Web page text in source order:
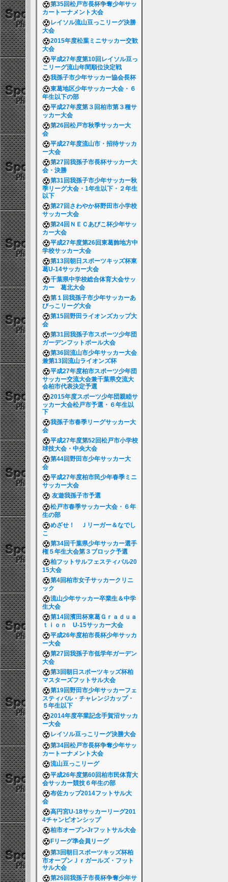
第35回松戸市長杯争奪少年サッ
カートーナメント大会
レイソル流山豆っこリーグ決勝
大会
2015年度松葉ミニサッカー交歓
大会
平成27年度第10回レイソル豆っ
こリーグ流山年間順位決定戦
我孫子市少年サッカー協会長杯
東葛地区少年サッカー大会・６
年生以下の部
平成27年度第３回柏市第３種サ
ッカー大会
第26回松戸市秋季サッカー大
会
平成27年度流山市・招待サッカ
ー大会
第27回我孫子市長杯サッカー大
会・決勝
第31回我孫子市少年サッカー秋
季リーグ大会・1年生以下・２年生
以下
第27回さわやか杯野田市小学校
サッカー大会
第24回ＮＥＣあびこ杯少年サッ
カー大会
平成27年度第26回東葛飾地方中
学校サッカー大会
第13回朝日スポーツキッズ杯東
葛U-14サッカー大会
千葉県中学校総合体育大会サッ
カー 葛北大会
第１回我孫子市少年サッカーあ
びっこリーグ大会
第15回野田ライオンズカップ大
会
第31回我孫子市スポーツ少年団
ガーデンフットボール大会
第36回流山市少年サッカー大会
兼第13回流山ライオンズ杯
平成27年度柏市スポーツ少年団
サッカー交流大会兼千葉県交流大
会柏市代表決定予選
2015年度スポーツ少年団親睦サ
ッカー大会松戸市予選・６年生以
下
我孫子市春季リーグサッカー大
会
平成27年度第52回松戸市小学校
球技大会・中央大会
第44回野田市少年サッカー大
会
平成27年度柏市民少年春季ミニ
サッカー大会
友遊我孫子市予選
松戸市春季サッカー大会・６年
生の部
めざせ！ Ｊリーガー＆なでし
こ
第34回千葉県少年サッカー選手
権５年生大会第３ブロック予選
柏フットサルフェスティバル20
15大会
第4回柏市女子サッカークリニ
ック
流山少年サッカー卒業生＆中学
生大会
第14回濱田杯東葛Ｇｒａｄｕａ
ｔｉｏｎ U-15サッカー大会
平成26年度柏市長杯少年サッカ
ー大会
第27回我孫子市低学年ガーデン
大会
第3回朝日スポーツキッズ杯柏
マスターズフットサル大会
第19回野田市少年サッカーフェ
スティバル・チャレンジカップ・
５年生以下
2014年度卒業記念手賀沼サッカ
ー大会
レイソル豆っこリーグ決勝大会
第34回松戸市長杯争奪少年サッ
カートーナメント大会
流山豆っこリーグ
平成26年度第60回柏市民体育大
会サッカー競技６年生の部
布佐カップ2014フットサル大
会
高円宮U-18サッカーリーグ201
4チャンピオンシップ
柏市オープンJrフットサル大会
Fリーグ準会員リーグ
第3回朝日スポーツキッズ杯柏
市オープンＪｒガールズ・フット
サル大会
第26回我孫子市長杯争奪少年サ